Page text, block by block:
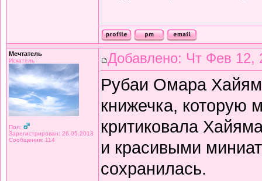
Мечтатель
Искатель
Пол:
Зарегистрирован: 26.05.2013
Сообщения: 114
Добавлено: Чт Фев 12,
Рубаи Омара
книжечка, которую
критиковала
и красивыми
сохранилась.